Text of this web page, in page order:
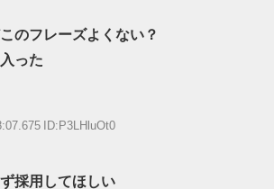
のフレーズよくない？
った
ID:P3LHluOt0
採用してほしい